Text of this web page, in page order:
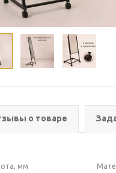
о товаре
мм